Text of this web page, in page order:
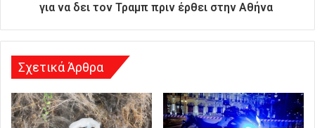
σ
για να δει τον Τραμπ πριν έρθει στην Αθήνα
Σχετικά Άρθρα